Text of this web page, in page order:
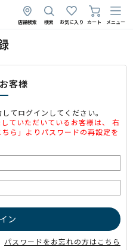
店舗検索 検索 お気に入り カート メニュー
客様
てログインしてください。
ていただいているお客様は、 右
ら」よりパスワードの再設定を
パスワードをお忘れの方はこちら